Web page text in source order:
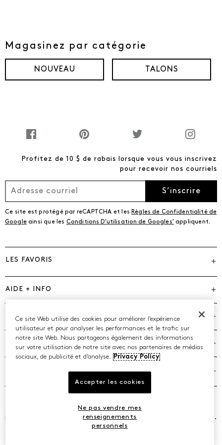
Magasinez par catégorie
NOUVEAU TALONS
Profitez de 10 $ de rabais lorsque vous vous inscrivez
pour recevoir nos courriels
S’inscrire
Ce site est protégé par reCAPTCHA et les Règles de Confidentialité de
Googleainsi que les Conditions D'utilisation de Googles' appliquent.
LES FAVORIS
AIDE + INFO
MARQUES
©2026 Caleres, Inc. Tous droits réservés.
Ce site Web utilise des cookies pour améliorer l’expérience
utilisateur et pour analyser les performances et le trafic sur
notre site Web. Nous partageons également des informations
sur votre utilisation de notre site avec nos partenaires de médias
sociaux, de publicité et d’analyse. Privacy Policy
Accepter les cookies
Ne pas vendre mes
renseignements
personnels